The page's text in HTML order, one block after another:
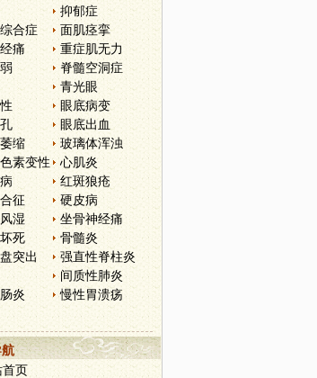
抑郁症
合症
面肌痉挛
痛
重症肌无力
脊髓空洞症
青光眼
眼底病变
眼底出血
缩
玻璃体浑浊
素变性
心肌炎
红斑狼疮
征
硬皮病
湿
坐骨神经痛
死
骨髓炎
突出
强直性脊柱炎
间质性肺炎
炎
慢性胃溃疡
首页